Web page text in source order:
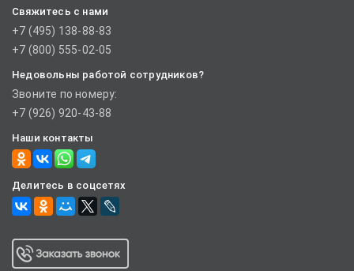
Свяжитесь с нами
+7 (495) 138-88-83
+7 (800) 555-02-05
Недовольны работой сотрудников?
Звоните по номеру:
+7 (926) 920-43-88
Наши контакты
Делитесь в соцсетях